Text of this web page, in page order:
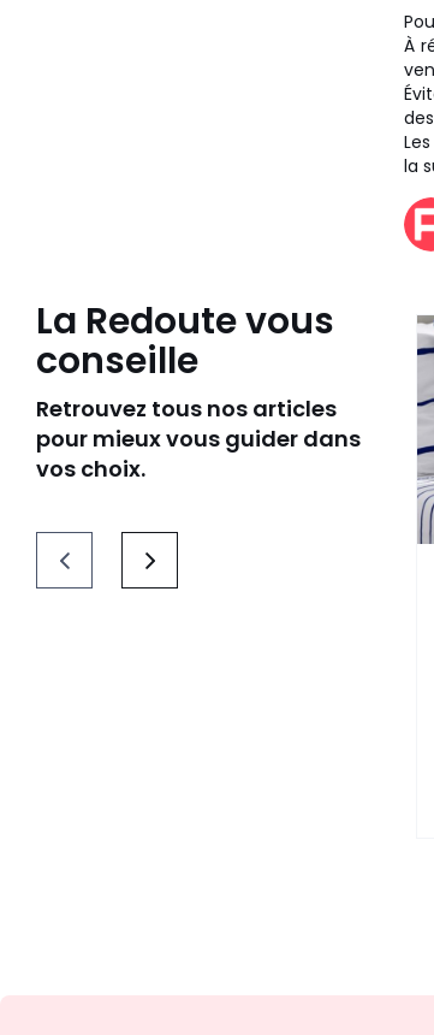
À
la
La Redoute vous
conseille
Retrouvez tous nos articles
pour mieux vous guider dans
vos choix.